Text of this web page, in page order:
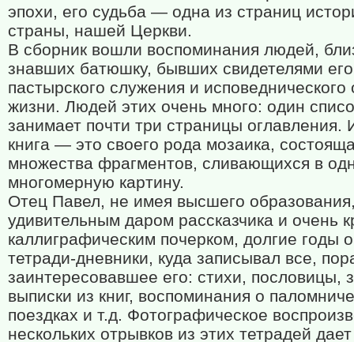
эпохи, его судьба — одна из страниц
страны, нашей Церкви.
В сборник вошли воспоминания людей,
знавших батюшку, бывших свидетелями его
пастырского служения и исповеднического
жизни. Людей этих очень много: один
занимает почти три страницы оглавления.
книга — это своего рода мозаика,
множества фрагментов, сливающихся в
многомерную картину.
Отец Павел, не имея высшего
удивительным даром рассказчика и очень
каллиграфическим почерком, долгие годы
тетради-дневники, куда записывал все,
заинтересовавшее его: стихи, пословицы,
выписки из книг, воспоминания о
поездках и т.д. Фотографическое
нескольких отрывков из этих тетрадей